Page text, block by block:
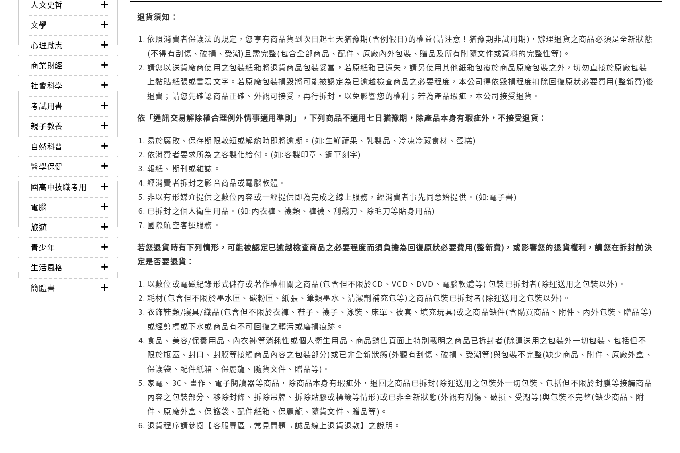
人文史哲
文學
心理勵志
商業財經
社會科學
考試用書
親子教養
自然科普
醫學保健
國高中技職考用
電腦
旅遊
青少年
生活風格
簡體書
退貨須知：
依照消費者保護法的規定，您享有商品貨到次日起七天猶豫期(含例假日)的權益(請注意！猶豫期非試用期)，辦理退貨之商品必須是全新狀態
(不得有刮傷、破損、受潮)且需完整(包含全部商品、配件、原廠內外包裝、贈品及所有附隨文件或資料的完整性等)。
請您以送貨廠商使用之包裝紙箱將退貨商品包裝妥當，若原紙箱已遺失，請另使用其他紙箱包覆於商品原廠包裝之外，切勿直接於原廠包裝
上黏貼紙張或書寫文字。若原廠包裝損毀將可能被認定為已逾越檢查商品之必要程度，本公司得依毀損程度扣除回復原狀必要費用(整新費)後
退費；請您先確認商品正確、外觀可接受，再行拆封，以免影響您的權利；若為產品瑕疵，本公司接受退貨。
依「通訊交易解除權合理例外情事適用準則」，下列商品不適用七日猶豫期，除產品本身有瑕疵外，不接受退貨：
易於腐敗、保存期限較短或解約時即將逾期。(如:生鮮蔬果、乳製品、冷凍冷藏食材、蛋糕)
依消費者要求所為之客製化給付。(如:客製印章、鋼筆刻字)
報紙、期刊或雜誌。
經消費者拆封之影音商品或電腦軟體。
非以有形媒介提供之數位內容或一經提供即為完成之線上服務，經消費者事先同意始提供。(如:電子書)
已拆封之個人衛生用品。(如:內衣褲、襪類、褲襪、刮鬍刀、除毛刀等貼身用品)
國際航空客運服務。
若您退貨時有下列情形，可能被認定已逾越檢查商品之必要程度而須負擔為回復原狀必要費用(整新費)，或影響您的退貨權利，請您在拆封前決
定是否要退貨：
以數位或電磁紀錄形式儲存或著作權相關之商品(包含但不限於CD、VCD、DVD、電腦軟體等) 包裝已拆封者(除運送用之包裝以外)。
耗材(包含但不限於墨水匣、碳粉匣、紙張、筆類墨水、清潔劑補充包等)之商品包裝已拆封者(除運送用之包裝以外)。
衣飾鞋類/寢具/織品(包含但不限於衣褲、鞋子、襪子、泳裝、床單、被套、填充玩具)或之商品缺件(含購買商品、附件、內外包裝、贈品等)
或經剪標或下水或商品有不可回復之髒污或磨損痕跡。
食品、美容/保養用品、內衣褲等消耗性或個人衛生用品、商品銷售頁面上特別載明之商品已拆封者(除運送用之包裝外一切包裝、包括但不
限於瓶蓋、封口、封膜等接觸商品內容之包裝部分)或已非全新狀態(外觀有刮傷、破損、受潮等)與包裝不完整(缺少商品、附件、原廠外盒、
保護袋、配件紙箱、保麗龍、隨貨文件、贈品等)。
家電、3C、畫作、電子閱讀器等商品，除商品本身有瑕疵外，退回之商品已拆封(除運送用之包裝外一切包裝、包括但不限於封膜等接觸商品
內容之包裝部分、移除封條、拆除吊牌、拆除貼膠或標籤等情形)或已非全新狀態(外觀有刮傷、破損、受潮等)與包裝不完整(缺少商品、附
件、原廠外盒、保護袋、配件紙箱、保麗龍、隨貨文件、贈品等)。
退貨程序請參閱【客服專區→常見問題→誠品線上退貨退款】之說明。